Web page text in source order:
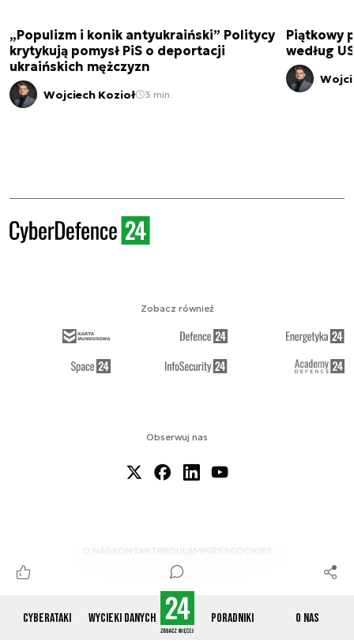
Cyberataki Wycieki danych Poradniki O nas
„Populizm i konik antyukraiński” Politycy
krytykują pomysł PiS o deportacji
ukraińskich mężczyzn
Wojciech Kozioł 3 min.
Piątkowy
według
Obserwuj nas
O NAS KONTAKTREGULAMINRSS COOKIES
Zobacz również
© 2012-2026 CYBERDEFENCE24